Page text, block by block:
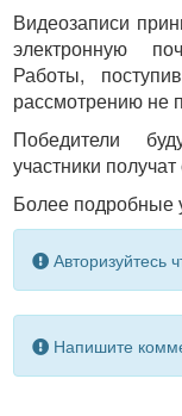
Видеозаписи
электронную
Работы,
рассмотрению не
Победители
участники
Более подробные
Авторизуйтесь
Напишите